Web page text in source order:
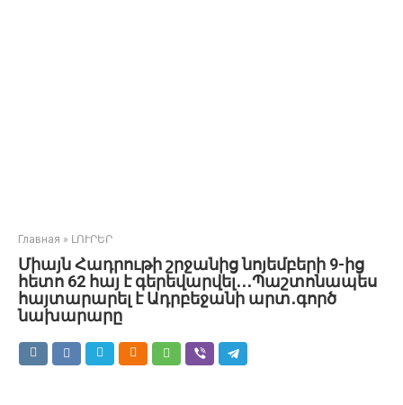
Главная » ԼՈՒՐԵՐ
Միայն Հադրութի շրջանից նոյեմբերի 9-ից
հետո 62 հայ է գերեվարվել․․․Պաշտոնապես
հայտարարել է Ադրբեջանի արտ․գործ
նախարարը